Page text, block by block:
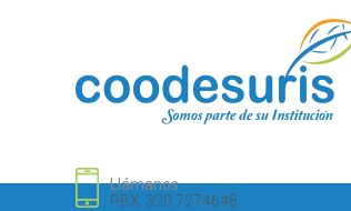
Llámanos
PBX: 320 7274648